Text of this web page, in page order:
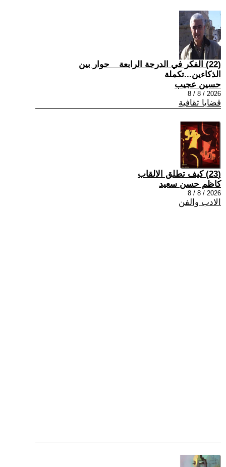
(22) الفكر في الدرجة الرابعة _ حوار بين
الذكاءين...تكملة
حسين عجيب
2026 / 8 / 8
قضايا ثقافية
(23) كيف تطلق الالقاب
كاظم حسن سعيد
2026 / 8 / 8
الادب والفن